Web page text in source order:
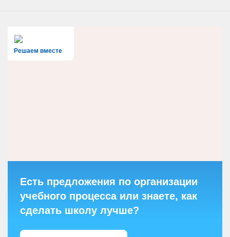
Решаем вместе
Есть предложения по организации
учебного процесса или знаете, как
сделать школу лучше?